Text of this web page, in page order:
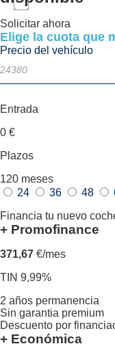
Solicitar ahora
Elige la cuota que
Precio del vehículo
Entrada
0 €
Plazos
120 meses
24
36 48
Financia tu nuevo
+ Promofinance
371,67 €/mes
TIN 9,99%
2 años permanencia
Sin garantia premium
Descuento por
+ Económica